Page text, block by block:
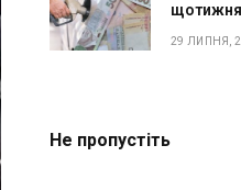
щотижня
29 ЛИПНЯ,
Не пропустіть